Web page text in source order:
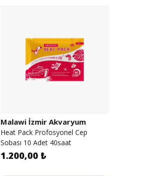
Malawi İzmir Akvaryum
Heat Pack Profosyonel Cep
Sobası 10 Adet 40saat
1.200,00 ₺